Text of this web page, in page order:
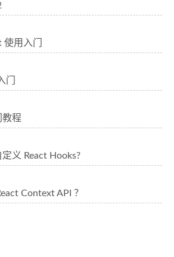
用入门
门
教程
义 React Hooks?
Context API ？